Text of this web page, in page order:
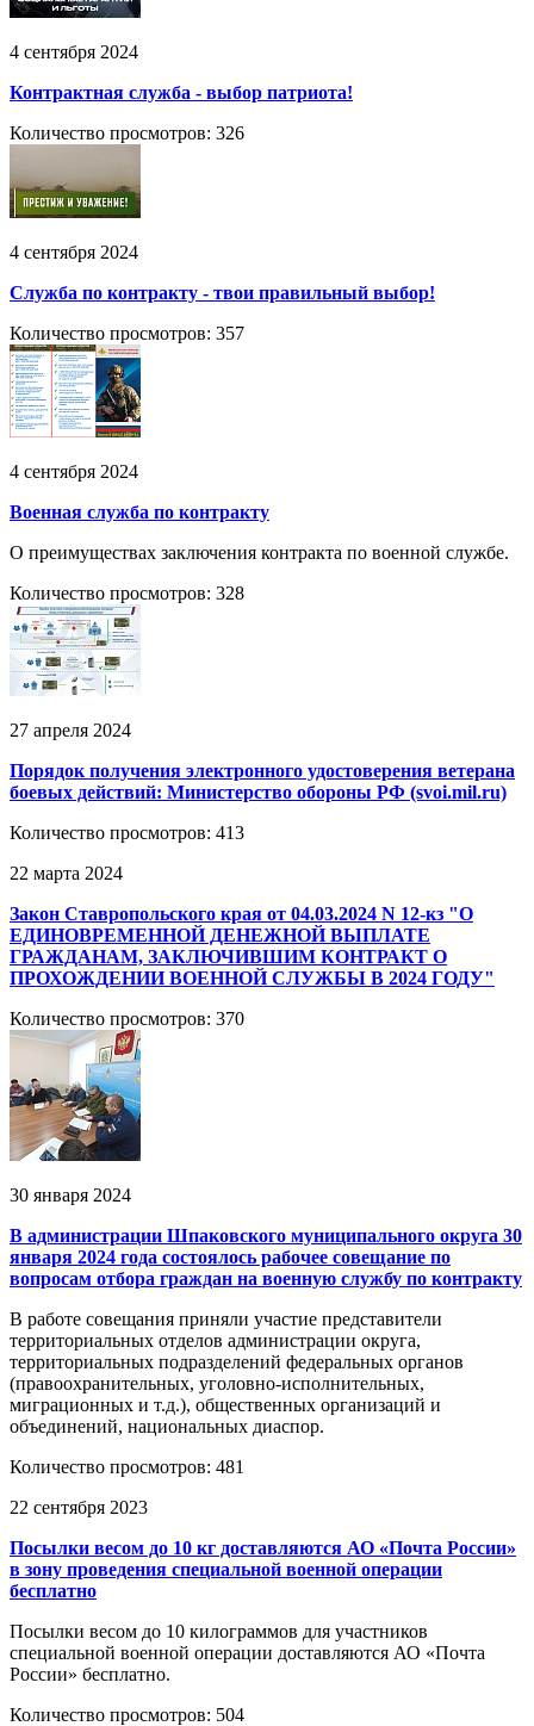
4 сентября 2024
Контрактная служба - выбор патриота!
Количество просмотров: 326
4 сентября 2024
Служба по контракту - твои правильный выбор!
Количество просмотров: 357
4 сентября 2024
Военная служба по контракту
О преимуществах заключения контракта по военной службе.
Количество просмотров: 328
27 апреля 2024
Порядок получения электронного удостоверения ветерана
боевых действий: Министерство обороны РФ (svoi.mil.ru)
Количество просмотров: 413
22 марта 2024
Закон Ставропольского края от 04.03.2024 N 12-кз "О
ЕДИНОВРЕМЕННОЙ ДЕНЕЖНОЙ ВЫПЛАТЕ
ГРАЖДАНАМ, ЗАКЛЮЧИВШИМ КОНТРАКТ О
ПРОХОЖДЕНИИ ВОЕННОЙ СЛУЖБЫ В 2024 ГОДУ"
Количество просмотров: 370
30 января 2024
В администрации Шпаковского муниципального округа 30
января 2024 года состоялось рабочее совещание по
вопросам отбора граждан на военную службу по контракту
В работе совещания приняли участие представители
территориальных отделов администрации округа,
территориальных подразделений федеральных органов
(правоохранительных, уголовно-исполнительных,
миграционных и т.д.), общественных организаций и
объединений, национальных диаспор.
Количество просмотров: 481
22 сентября 2023
Посылки весом до 10 кг доставляются АО «Почта России»
в зону проведения специальной военной операции
бесплатно
Посылки весом до 10 килограммов для участников
специальной военной операции доставляются АО «Почта
России» бесплатно.
Количество просмотров: 504